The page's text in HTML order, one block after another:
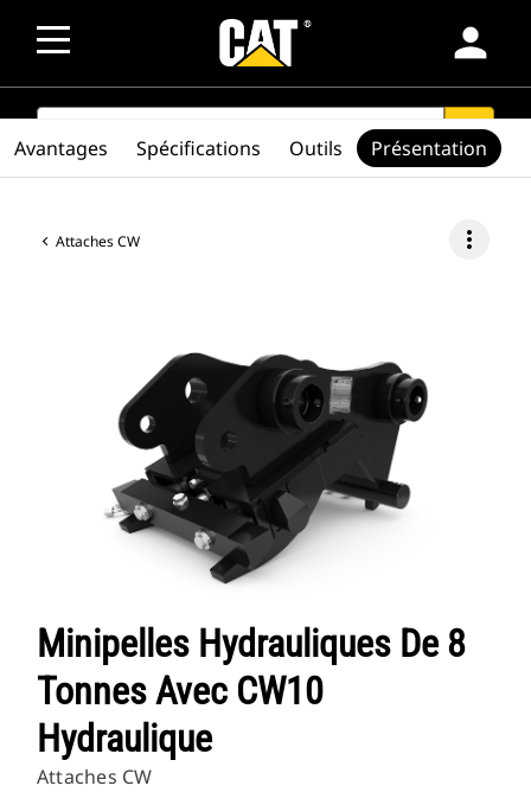
person
SEARCH search
Attaches CW more_vert
Minipelles Hydrauliques De 8
Tonnes Avec CW10
Hydraulique
Attaches CW
Avantages Spécifications Outils Présentation